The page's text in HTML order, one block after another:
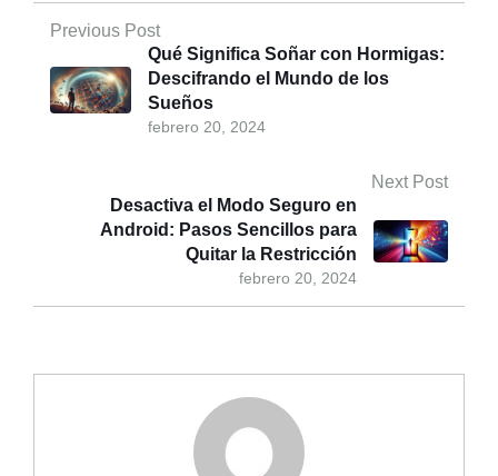
Previous Post
febrero 20, 2024
Qué Significa Soñar con Hormigas:
Descifrando el Mundo de los
Sueños
Next Post
febrero 20, 2024
Desactiva el Modo Seguro en
Android: Pasos Sencillos para
Quitar la Restricción